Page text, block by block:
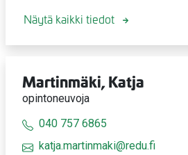
Näytä kaikki tiedot
Martinmäki, Katja
opintoneuvoja
040 757 6865
katja.martinmaki@redu.fi